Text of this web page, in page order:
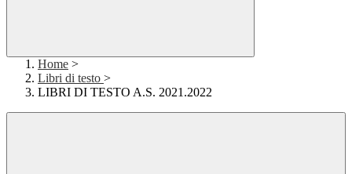
Home >
Libri di testo >
LIBRI DI TESTO A.S. 2021.2022